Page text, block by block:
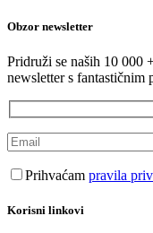
Obzor newsletter
Pridruži se naših 10 000
newsletter s fantastičnim
Prihvaćam pravila
Korisni linkovi